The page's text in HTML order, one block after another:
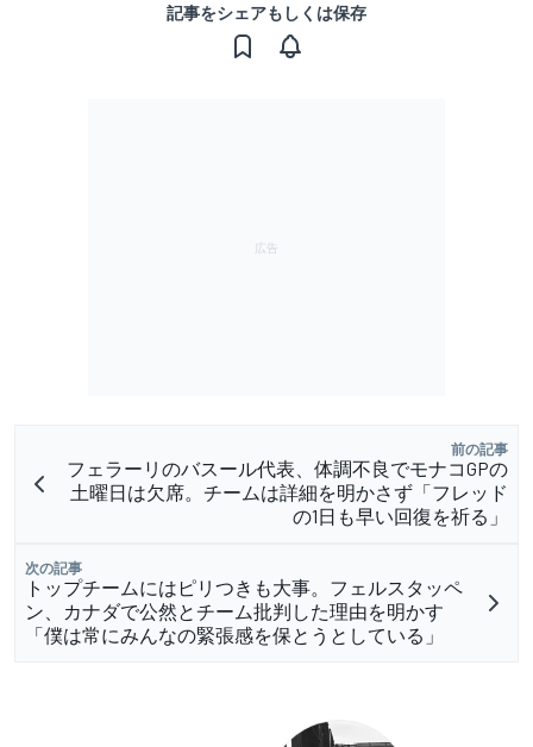
記事をシェアもしくは保存
前の記事
フェラーリのバスール代表、体調不良でモナコGPの
土曜日は欠席。チームは詳細を明かさず「フレッド
の1日も早い回復を祈る」
次の記事
トップチームにはピリつきも大事。フェルスタッペ
ン、カナダで公然とチーム批判した理由を明かす
「僕は常にみんなの緊張感を保とうとしている」